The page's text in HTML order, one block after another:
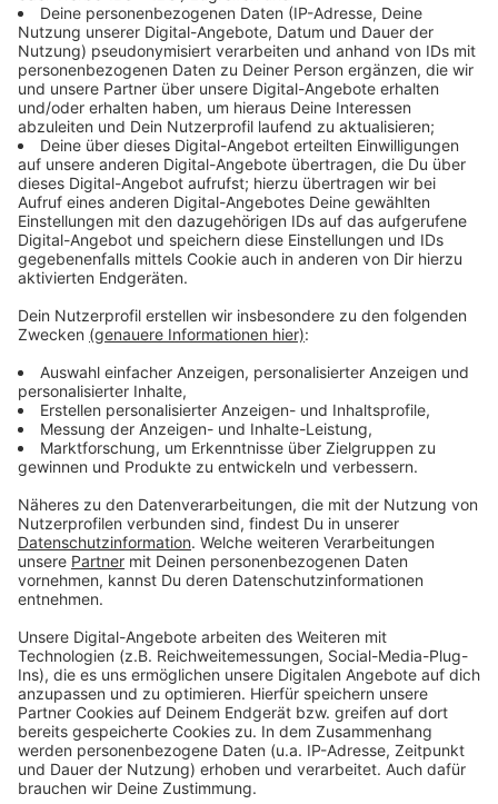
Sie fragte nach, ob sie den ausgedienten Wegweiser
mitnehmen dürfe und bekam tatsächlich die Erlaubnis.
Heute hängt der Wegweiser in ihrem Garten an einem
Holzverschlag. Immer wenn sie ihn sieht, denkt sie an
die gemeinsame Zeit in den Bergen, an die
Wanderungen und an die vielen schönen Erlebnisse
dieses Urlaubs. Ein Erinnerungsstück, das man in
keinem Souvenirshop kaufen kann und genau deshalb
so wertvoll ist.
Welche Geschichte erzählt euer
Urlaubsmitbringsel?
Anzeige
Radio Berg unterstützt den Wettbewerb und sitzt
gemeinsam mit den Veranstaltern in der Jury. Ob
Schneekugel, Eintrittskarte, Muschel vom Strand, ein
altes Straßenschild oder ein ganz außergewöhnlicher
sondern die Geschichte dahinter.
Vielleicht steht euer persönliches Lieblingssouvenir
seit Jahren im Regal und zaubert euch noch immer ein
Lächeln ins Gesicht. Dann erzählt der OVZ eure
Geschichte!